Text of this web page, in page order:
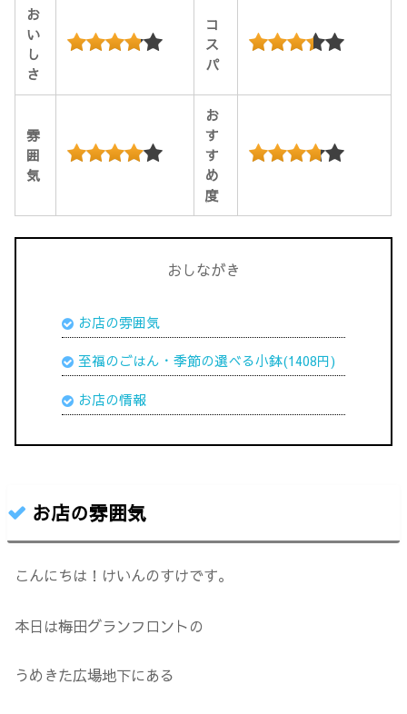
お
い
し
さ
コ
ス
パ
雰
囲
気
お
す
す
め
度
おしながき
お店の雰囲気
至福のごはん・季節の選べる小鉢(1408円)
お店の情報
お店の雰囲気
こんにちは！けいんのすけです。
本日は梅田グランフロントの
うめきた広場地下にある